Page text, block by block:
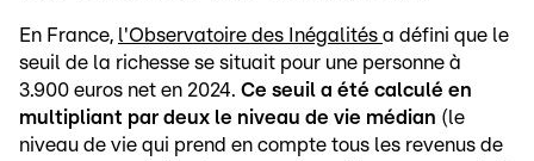
En France, l'Observatoire des Inégalités a défini que le
seuil de la richesse se situait pour une personne à
3.900 euros net en 2024. Ce seuil a été calculé en
multipliant par deux le niveau de vie médian (le
niveau de vie qui prend en compte tous les revenus de